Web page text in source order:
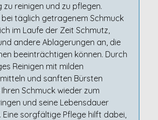
zu reinigen und zu pflegen.
täglich getragenem Schmuck
im Laufe der Zeit Schmutz,
andere Ablagerungen an, die
beeinträchtigen können. Durch
Reinigen mit milden
und sanften Bürsten
Schmuck wieder zum
und seine Lebensdauer
Eine sorgfältige Pflege hilft dabei,